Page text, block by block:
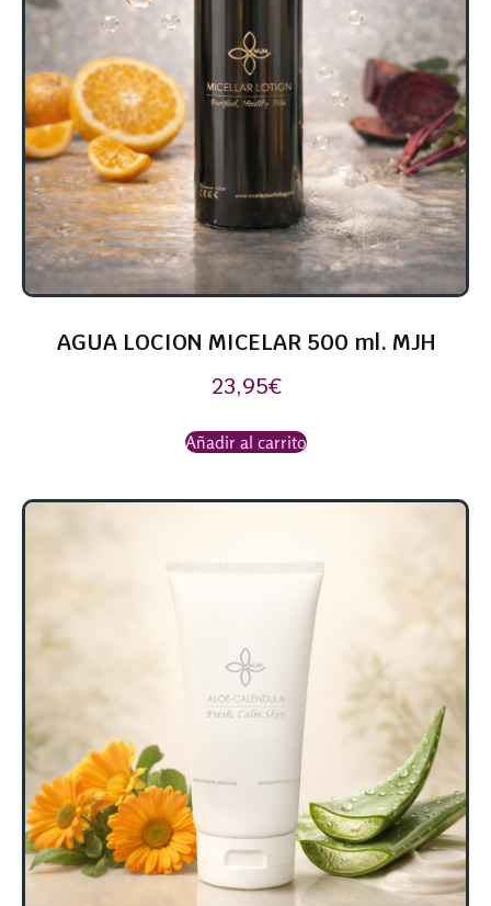
AGUA LOCION MICELAR 500 ml. MJH
23,95€
Añadir al carrito